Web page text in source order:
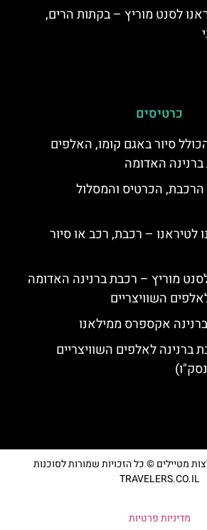
לסנט מוריץ – בקתות הרים,
כרטיסים
סיור באגם קומו, האלפים
ברנינה האדומה
הרכבת, הכרטיס והמסלול
לטיראנו – רכבת, רכב או סיור
מוריץ – רכבת ברנינה האדומה
השוויצריים
אקספרס ממילאנו
ברנינה לאלפים השוויצריים
מטיילים © כל הזכויות שמורות לסוכנות
TRAVELERS.CO.IL
מדיניות פרטיות